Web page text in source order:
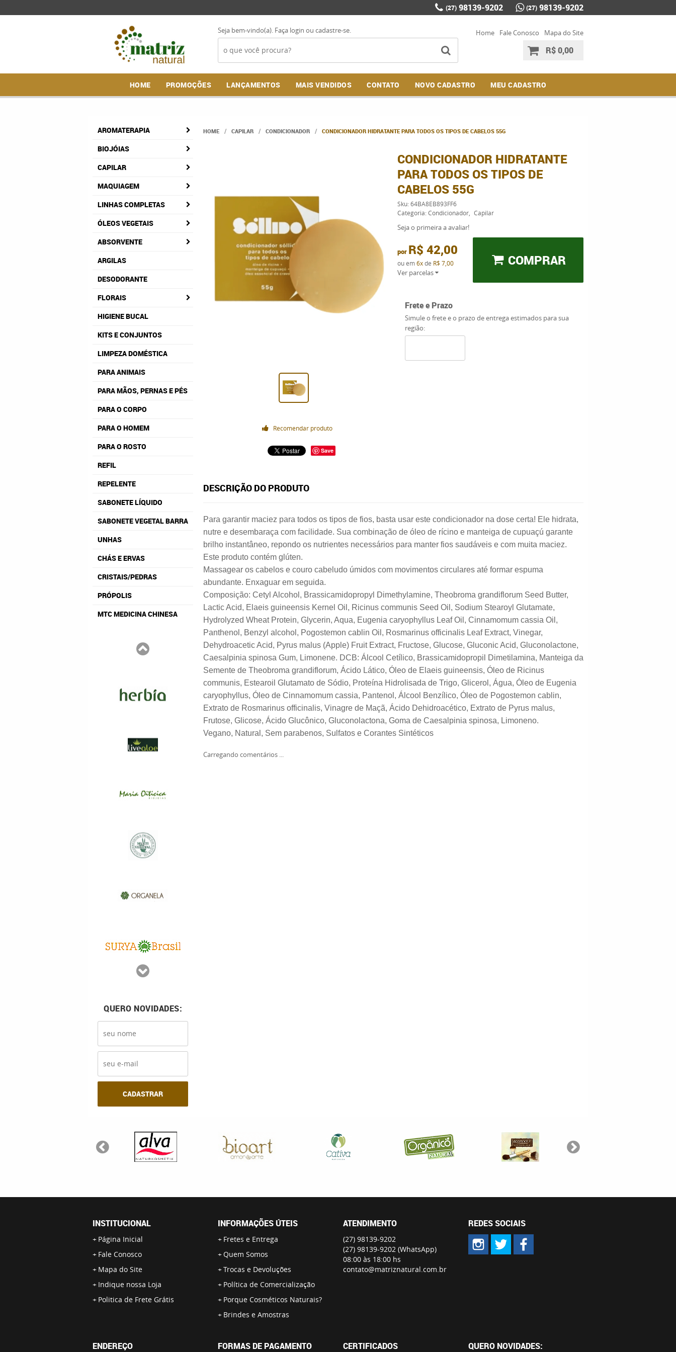
(27) 98139-9202 (27) 98139-9202
Seja bem-vindo(a). Faça login ou cadastre-se. Home Fale Conosco Mapa do Site
R$ 0,00
HOME PROMOÇÕES LANÇAMENTOS MAIS VENDIDOS CONTATO NOVO CADASTRO MEU CADASTRO
AROMATERAPIA
BIOJÓIAS
CAPILAR
MAQUIAGEM
LINHAS COMPLETAS
ÓLEOS VEGETAIS
ABSORVENTE
ARGILAS
DESODORANTE
FLORAIS
HIGIENE BUCAL
KITS E CONJUNTOS
LIMPEZA DOMÉSTICA
PARA ANIMAIS
PARA MÃOS, PERNAS E PÉS
PARA O CORPO
PARA O HOMEM
PARA O ROSTO
REFIL
REPELENTE
SABONETE LÍQUIDO
SABONETE VEGETAL BARRA
UNHAS
CHÁS E ERVAS
CRISTAIS/PEDRAS
PRÓPOLIS
MTC MEDICINA CHINESA
QUERO NOVIDADES:
CADASTRAR
HOME CAPILAR CONDICIONADOR CONDICIONADOR HIDRATANTE PARA TODOS OS TIPOS DE CABELOS 55G
Recomendar produto
Save
CONDICIONADOR HIDRATANTE
PARA TODOS OS TIPOS DE
CABELOS 55G
Sku:64BA8EB893FF6
Categoria: Condicionador Capilar
Seja o primeira a avaliar!
por R$ 42,00
ou em6xde R$ 7,00
Ver parcelas
COMPRAR
Frete e Prazo
Simule o frete e o prazo de entrega estimados para sua
região:
DESCRIÇÃO DO PRODUTO
Para garantir maciez para todos os tipos de fios, basta usar este condicionador na dose certa! Ele hidrata,
nutre e desembaraça com facilidade. Sua combinação de óleo de rícino e manteiga de cupuaçú garante
brilho instantâneo, repondo os nutrientes necessários para manter fios saudáveis e com muita maciez.
Este produto contém glúten.
Massagear os cabelos e couro cabeludo úmidos com movimentos circulares até formar espuma
abundante. Enxaguar em seguida.
Composição: Cetyl Alcohol, Brassicamidopropyl Dimethylamine, Theobroma grandiflorum Seed Butter,
Lactic Acid, Elaeis guineensis Kernel Oil, Ricinus communis Seed Oil, Sodium Stearoyl Glutamate,
Hydrolyzed Wheat Protein, Glycerin, Aqua, Eugenia caryophyllus Leaf Oil, Cinnamomum cassia Oil,
Panthenol, Benzyl alcohol, Pogostemon cablin Oil, Rosmarinus officinalis Leaf Extract, Vinegar,
Dehydroacetic Acid, Pyrus malus (Apple) Fruit Extract, Fructose, Glucose, Gluconic Acid, Gluconolactone,
Caesalpinia spinosa Gum, Limonene. DCB: Álcool Cetílico, Brassicamidopropil Dimetilamina, Manteiga da
Semente de Theobroma grandiflorum, Ácido Lático, Óleo de Elaeis guineensis, Óleo de Ricinus
communis, Estearoil Glutamato de Sódio, Proteína Hidrolisada de Trigo, Glicerol, Água, Óleo de Eugenia
caryophyllus, Óleo de Cinnamomum cassia, Pantenol, Álcool Benzílico, Óleo de Pogostemon cablin,
Extrato de Rosmarinus officinalis, Vinagre de Maçã, Ácido Dehidroacético, Extrato de Pyrus malus,
Frutose, Glicose, Ácido Glucônico, Gluconolactona, Goma de Caesalpinia spinosa, Limoneno.
Vegano, Natural, Sem parabenos, Sulfatos e Corantes Sintéticos
Carregando comentários ...
INSTITUCIONAL
Página Inicial
Fale Conosco
Mapa do Site
Indique nossa Loja
Politica de Frete Grátis
INFORMAÇÕES ÚTEIS
Fretes e Entrega
Quem Somos
Trocas e Devoluções
Política de Comercialização
Porque Cosméticos Naturais?
Brindes e Amostras
ATENDIMENTO
(27) 98139-9202
(27) 98139-9202 (WhatsApp)
08:00 às 18:00 hs
contato@matriznatural.com.br
REDES SOCIAIS
ENDEREÇO FORMAS DE PAGAMENTO CERTIFICADOS QUERO NOVIDADES: